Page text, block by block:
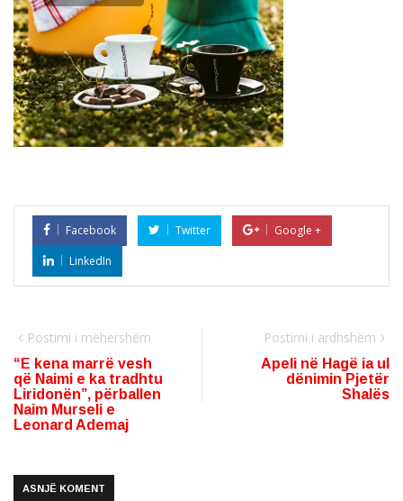
Facebook Twitter
Google +
LinkedIn
Postimi i mëhershëm
“E kena marrë vesh
që Naimi e ka tradhtu
Liridonën”, përballen
Naim Murseli e
Leonard Ademaj
Postimi i ardhshëm
Apeli në Hagë ia ul
dënimin Pjetër
Shalës
ASNJË KOMENT